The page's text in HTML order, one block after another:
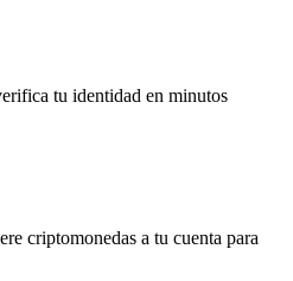
tu identidad en minutos
criptomonedas a tu cuenta para